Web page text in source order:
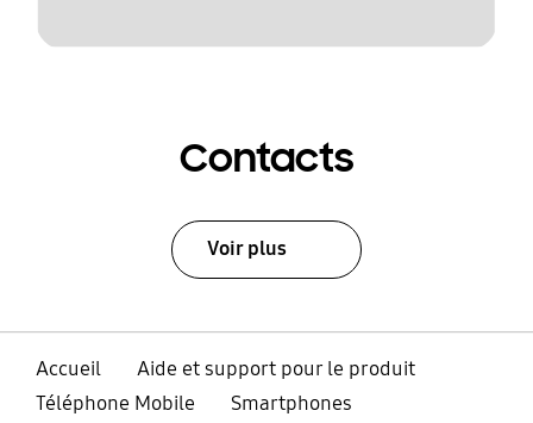
Contacts
Voir plus
Accueil
Aide et support pour le produit
Téléphone Mobile
Smartphones